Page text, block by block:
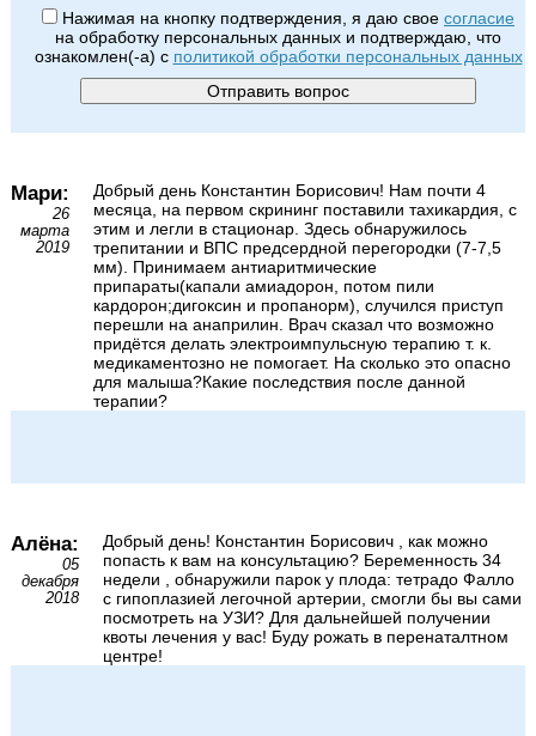
Нажимая на кнопку подтверждения, я даю свое согласие
на обработку персональных данных и подтверждаю, что
ознакомлен(-а) с политикой обработки персональных данных
Мари:
26
марта
2019
Добрый день Константин Борисович! Нам почти 4
месяца, на первом скрининг поставили тахикардия, с
этим и легли в стационар. Здесь обнаружилось
трепитании и ВПС предсердной перегородки (7-7,5
мм). Принимаем антиаритмические
припараты(капали амиадорон, потом пили
кардорон;дигоксин и пропанорм), случился приступ
перешли на анаприлин. Врач сказал что возможно
придётся делать электроимпульсную терапию т. к.
медикаментозно не помогает. На сколько это опасно
для малыша?Какие последствия после данной
терапии?
Алёна:
05
декабря
2018
Добрый день! Константин Борисович , как можно
попасть к вам на консультацию? Беременность 34
недели , обнаружили парок у плода: тетрадо Фалло
с гипоплазией легочной артерии, смогли бы вы сами
посмотреть на УЗИ? Для дальнейшей получении
квоты лечения у вас! Буду рожать в перенаталтном
центре!